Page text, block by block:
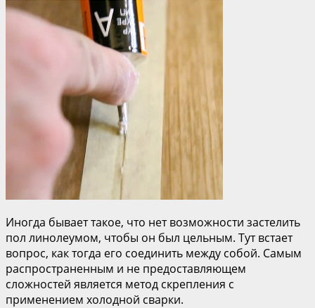
Иногда бывает такое, что нет возможности застелить
пол линолеумом, чтобы он был цельным. Тут встает
вопрос, как тогда его соединить между собой. Самым
распространенным и не предоставляющем
сложностей является метод скрепления с
применением холодной сварки.